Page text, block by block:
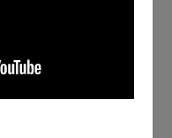
Fox”, “The Grand
continuously spark
lovers worldwide. For
Center, Desplat
and beloved music.